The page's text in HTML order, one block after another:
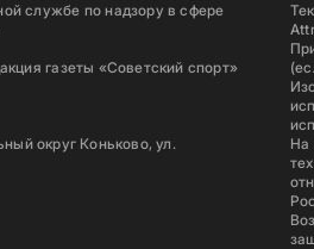
службе по надзору в сфере
газеты «Советский спорт»
округ Коньково, ул.
На